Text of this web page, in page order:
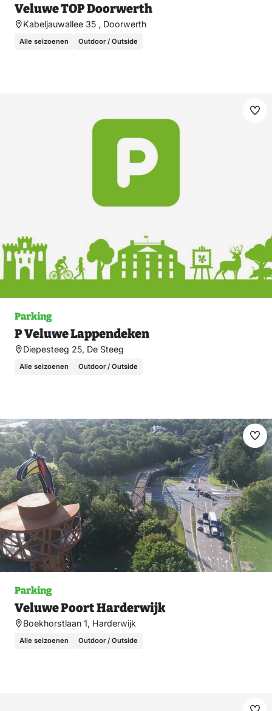
Veluwe TOP Doorwerth
Kabeljauwallee 35 , Doorwerth
Alle seizoenen Outdoor / Outside
Parking
P Veluwe Lappendeken
Diepesteeg 25, De Steeg
Alle seizoenen Outdoor / Outside
Parking
Veluwe Poort Harderwijk
Boekhorstlaan 1, Harderwijk
Alle seizoenen Outdoor / Outside